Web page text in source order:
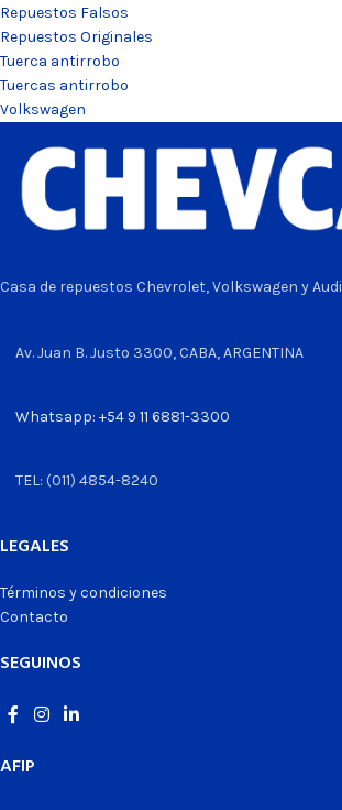
Repuestos Falsos
Repuestos Originales
Tuerca antirrobo
Tuercas antirrobo
Volkswagen
Casa de repuestos Chevrolet, Volkswagen y Audi
Av. Juan B. Justo 3300, CABA, ARGENTINA
Whatsapp: +54 9 11 6881-3300
TEL: (011) 4854-8240
LEGALES
Términos y condiciones
Contacto
SEGUINOS
AFIP